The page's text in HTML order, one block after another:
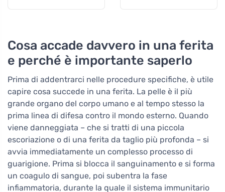
Cosa accade davvero in una ferita
e perché è importante saperlo
Prima di addentrarci nelle procedure specifiche, è utile
capire cosa succede in una ferita. La pelle è il più
grande organo del corpo umano e al tempo stesso la
prima linea di difesa contro il mondo esterno. Quando
viene danneggiata – che si tratti di una piccola
escoriazione o di una ferita da taglio più profonda – si
avvia immediatamente un complesso processo di
guarigione. Prima si blocca il sanguinamento e si forma
un coagulo di sangue, poi subentra la fase
infiammatoria, durante la quale il sistema immunitario